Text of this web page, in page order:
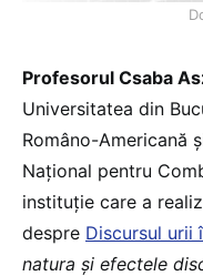
Profesorul Csaba
Universitatea din
Româno-Americană
Național pentru
instituție care a
despre Discursul urii
natura și efectele